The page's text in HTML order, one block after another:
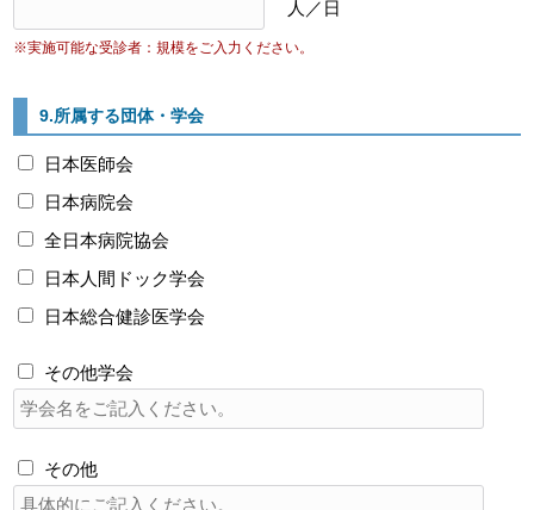
人／日
※実施可能な受診者：規模をご入力ください。
9.所属する団体・学会
日本医師会
日本病院会
全日本病院協会
日本人間ドック学会
日本総合健診医学会
その他学会
その他